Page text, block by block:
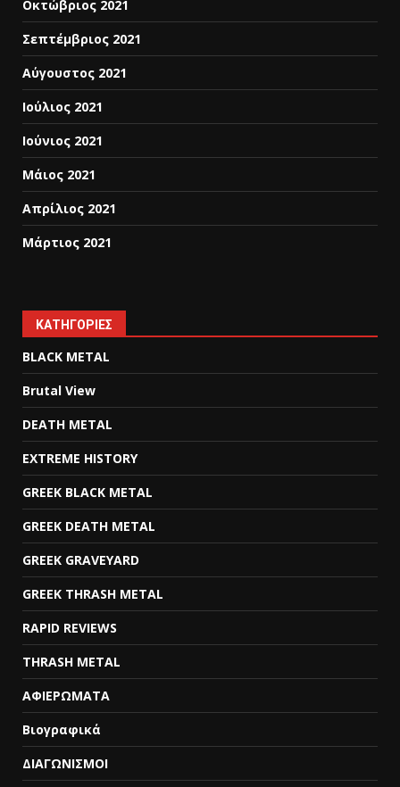
Οκτώβριος 2021
Σεπτέμβριος 2021
Αύγουστος 2021
Ιούλιος 2021
Ιούνιος 2021
Μάιος 2021
Απρίλιος 2021
Μάρτιος 2021
KΑΤΗΓΟΡΊΕΣ
BLACK METAL
Brutal View
DEATH METAL
EXTREME HISTORY
GREEK BLACK METAL
GREEK DEATH METAL
GREEK GRAVEYARD
GREEK THRASH METAL
RAPID REVIEWS
THRASH METAL
ΑΦΙΕΡΩΜΑΤΑ
Βιογραφικά
ΔΙΑΓΩΝΙΣΜΟΙ